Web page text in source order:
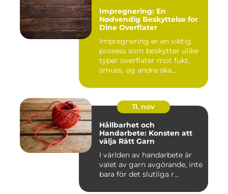
Impregnering: En
Nødvendig Beskyttelse for
Dine Overflater
Impregnering er en viktig
prosess som beskytter ulike
typer overflater mot fukt,
smuss, og andre ska...
11. nov
Hållbarhet och
Handarbete: Konsten att
välja Rätt Garn
I världen av handarbete är
valet av garn avgörande, inte
bara för det slutliga r...